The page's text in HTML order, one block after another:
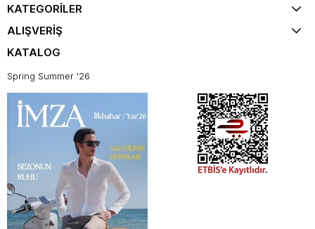
KATEGORİLER
ALIŞVERİŞ
KATALOG
Spring Summer '26